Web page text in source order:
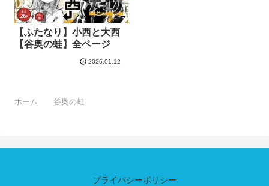
【ふたなり】小西と大西
【谷奥の蛙】全ページ
2026.01.12
ホーム 谷奥の蛙
プライバシーポリシー